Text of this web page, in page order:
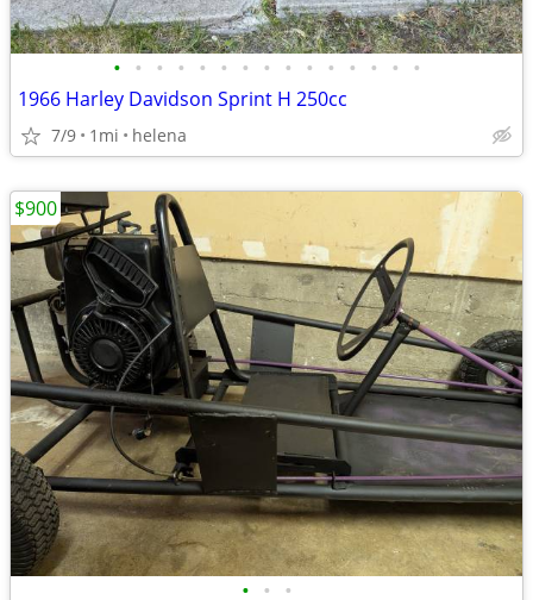
• • • • • • • • • • • • • • •
1966 Harley Davidson Sprint H 250cc
7/9 1mi helena
• • •
$900